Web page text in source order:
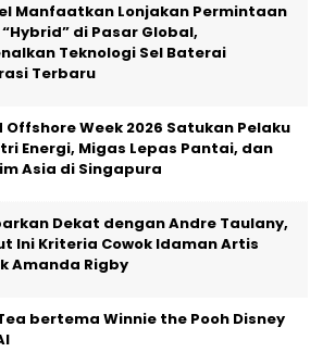
Manfaatkan Lonjakan Permintaan
di Pasar Global,
Teknologi Sel Baterai
Terbaru
Offshore Week 2026 Satukan Pelaku
Energi, Migas Lepas Pantai, dan
Asia di Singapura
Dekat dengan Andre Taulany,
Ini Kriteria Cowok Idaman Artis
Amanda Rigby
bertema Winnie the Pooh Disney